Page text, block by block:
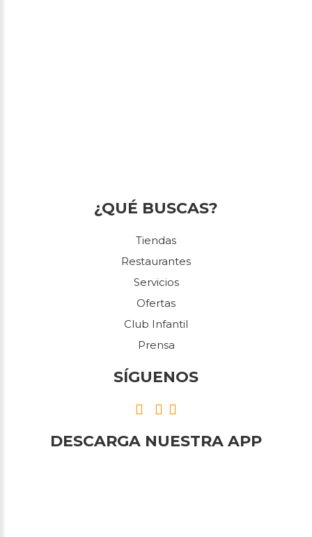
¿QUÉ BUSCAS?
Tiendas
Restaurantes
Servicios
Ofertas
Club Infantil
Prensa
SÍGUENOS
DESCARGA NUESTRA APP